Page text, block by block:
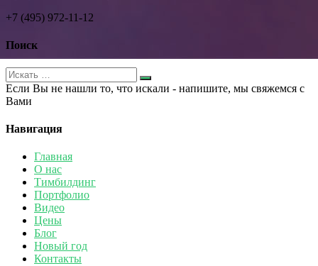
+7 (495) 972-11-12
Поиск
Если Вы не нашли то, что искали - напишите, мы свяжемся с
Вами
Навигация
Главная
О нас
Тимбилдинг
Портфолио
Видео
Цены
Блог
Новый год
Контакты